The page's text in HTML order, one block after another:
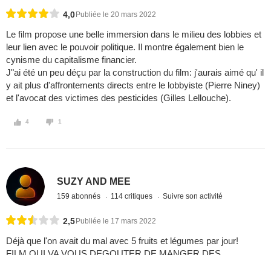
4,0 Publiée le 20 mars 2022
Le film propose une belle immersion dans le milieu des lobbies et
leur lien avec le pouvoir politique. Il montre également bien le
cynisme du capitalisme financier.
J"ai été un peu déçu par la construction du film: j'aurais aimé qu' il
y ait plus d'affrontements directs entre le lobbyiste (Pierre Niney)
et l'avocat des victimes des pesticides (Gilles Lellouche).
4 1
SUZY AND MEE
159 abonnés 114 critiques Suivre son activité
2,5 Publiée le 17 mars 2022
Déjà que l'on avait du mal avec 5 fruits et légumes par jour!